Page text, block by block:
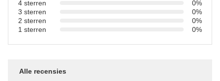
4 sterren
0%
3 sterren
0%
2 sterren
0%
1 sterren
0%
Alle recensies